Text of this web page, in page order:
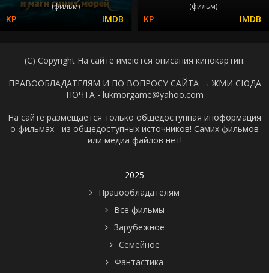
(фильм) (фильм)
(C) Copyright На сайте имеются описания кинокартин.
ПРАВООБЛАДАТЕЛЯМ И ПО ВОПРОСУ САЙТА → ЖМИ СЮДА
ПОЧТА - lukmorgame@yahoo.com
На сайте размещается только общедоступная иноформация
о фильмах - из общедоступных источников! Самих фильмов
или медиа файлов нет!
2025
Правообладателям
Все фильмы
Зарубежное
Семейное
Фантастика